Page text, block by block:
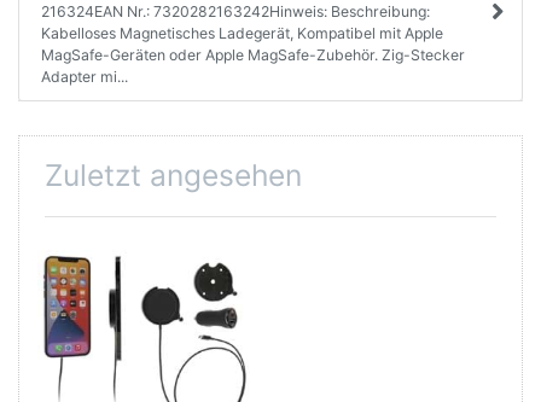
216324EAN Nr.: 7320282163242Hinweis: Beschreibung:
Kabelloses Magnetisches Ladegerät, Kompatibel mit Apple
MagSafe-Geräten oder Apple MagSafe-Zubehör. Zig-Stecker
Adapter mi...
Zuletzt angesehen